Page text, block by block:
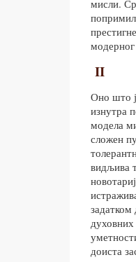
мисли.
II
Оно што
изнутра
модела
сложен
видљива
доиста